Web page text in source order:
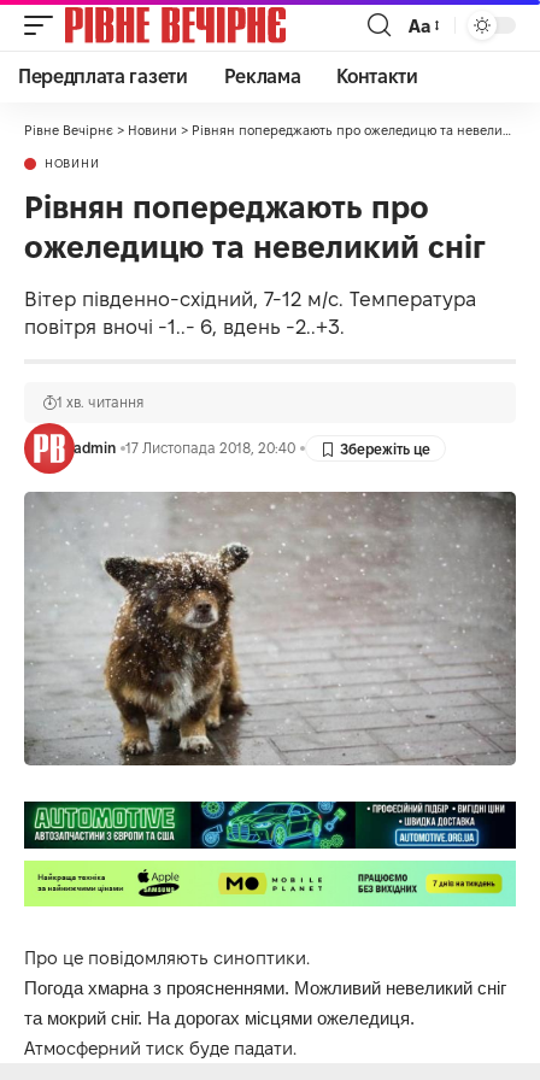
Аа
Передплата газети Реклама Контакти
Рівне Вечірнє > Новини > Рівнян попереджають про ожеледицю та невеликий сніг
НОВИНИ
Рівнян попереджають про
ожеледицю та невеликий сніг
Вітер південно-східний, 7-12 м/с. Температура
повітря вночі -1..- 6, вдень -2..+3.
admin 17 Листопада 2018, 20:40
1 хв. читання
Про це повідомляють синоптики.
Погода хмарна з проясненнями. Можливий невеликий сніг
та мокрий сніг. На дорогах місцями ожеледиця.
Атмосферний тиск буде падати.